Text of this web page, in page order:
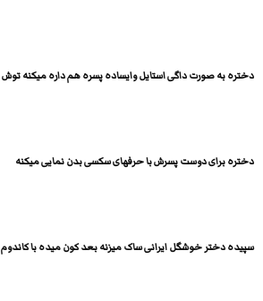
دختره به صورت داگی استایل وایساده پسره هم داره میکنه توش
دختره برای دوست پسرش با حرفهای سکسی بدن نمایی میکنه
سپیده دختر خوشگل ایرانی ساک میزنه بعد کون میده با کاندوم